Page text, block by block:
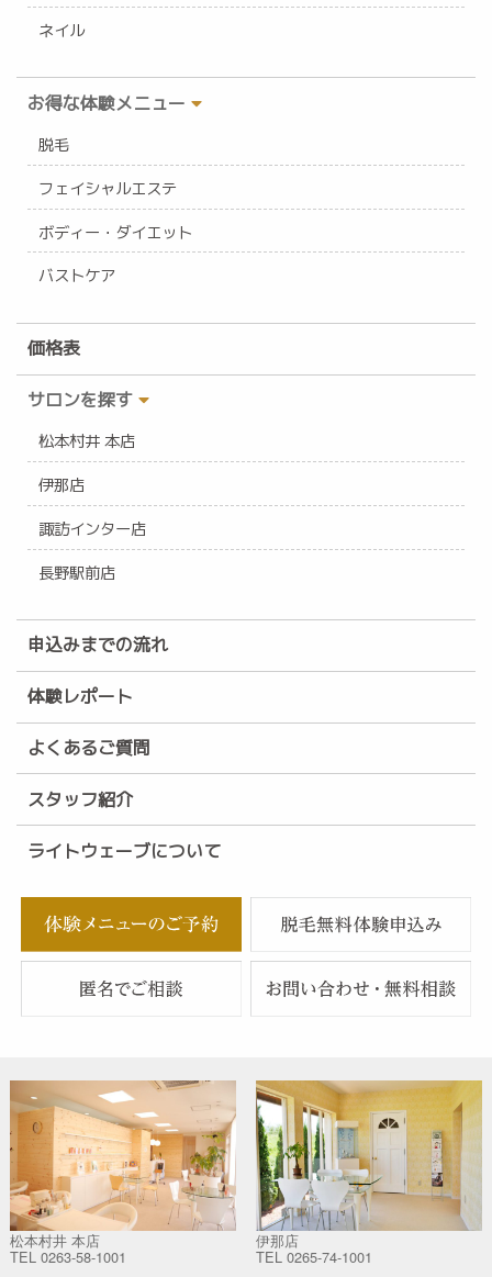
ネイル
お得な体験メニュー
脱毛
フェイシャルエステ
ボディー・ダイエット
バストケア
価格表
サロンを探す
松本村井 本店
伊那店
諏訪インター店
長野駅前店
申込みまでの流れ
体験レポート
よくあるご質問
スタッフ紹介
ライトウェーブについて
松本村井 本店
TEL 0263-58-1001
伊那店
TEL 0265-74-1001